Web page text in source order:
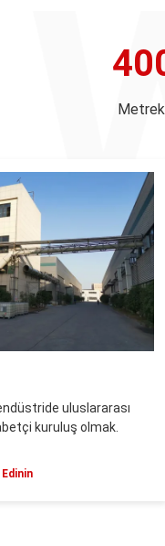
uluslararası
kuruluş olmak.